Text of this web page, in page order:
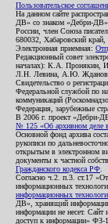
Пользовательское
На данном сайте
ДВ» со знаком «Дебри-
России, член Союза
680032, Хабаровский край,
Электронная приемная:
Редакционный совет
началах): К.А.
Л.Н. Левина, А.Ю.
Свидетельство о
Федеральной службой по
коммуникаций
Федерация, зарубежные
В 2006 г. проект «Дебри-
№ 125 «Об архивном деле
Основной фонд архива
рукописи по
открытым в электронном
документы к частной
Гражданского кодекса РФ
Согласно ч.2. п.3. ст.17
информационных
информационных
ДВ», хранящий информацию,
информации не несет. Сайт
доступ к информации» ФЗ-